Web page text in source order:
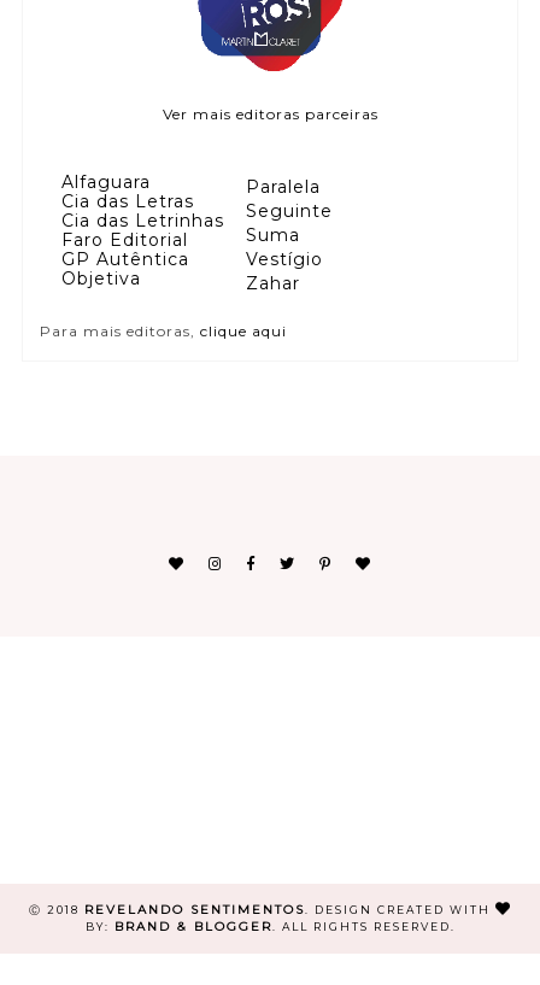
Ver mais editoras parceiras
Alfaguara
Cia das Letras
Cia das Letrinhas
Faro Editorial
GP Autêntica
Objetiva
Paralela
Seguinte
Suma
Vestígio
Zahar
Para mais editoras, clique aqui
Ⓒ 2018 REVELANDO SENTIMENTOS
DESIGN CREATED WITH
BY:
BRAND & BLOGGER . ALL RIGHTS RESERVED.